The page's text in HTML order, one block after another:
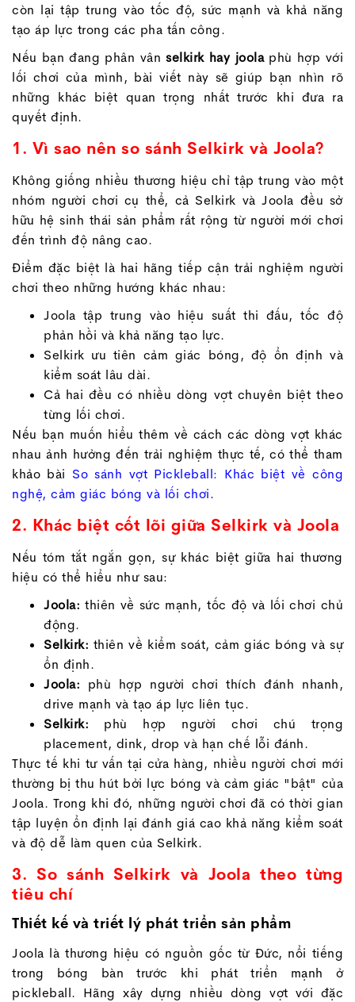
còn lại tập trung vào tốc độ, sức mạnh và khả năng
tạo áp lực trong các pha tấn công.
Nếu bạn đang phân vânselkirk hay joolaphù hợp với
lối chơi của mình, bài viết này sẽ giúp bạn nhìn rõ
những khác biệt quan trọng nhất trước khi đưa ra
quyết định.
1. Vì sao nên so sánh Selkirk và Joola?
Không giống nhiều thương hiệu chỉ tập trung vào một
nhóm người chơi cụ thể, cả Selkirk và Joola đều sở
hữu hệ sinh thái sản phẩm rất rộng từ người mới chơi
đến trình độ nâng cao.
Điểm đặc biệt là hai hãng tiếp cận trải nghiệm người
chơi theo những hướng khác nhau:
Joola tập trung vào hiệu suất thi đấu, tốc độ
phản hồi và khả năng tạo lực.
Selkirk ưu tiên cảm giác bóng, độ ổn định và
kiểm soát lâu dài.
Cả hai đều có nhiều dòng vợt chuyên biệt theo
từng lối chơi.
Nếu bạn muốn hiểu thêm về cách các dòng vợt khác
nhau ảnh hưởng đến trải nghiệm thực tế, có thể tham
khảo bài So sánh vợt Pickleball: Khác biệt về công
nghệ, cảm giác bóng và lối chơi.
2. Khác biệt cốt lõi giữa Selkirk và Joola
Nếu tóm tắt ngắn gọn, sự khác biệt giữa hai thương
hiệu có thể hiểu như sau:
Joola: thiên về sức mạnh, tốc độ và lối chơi chủ
động.
Selkirk: thiên về kiểm soát, cảm giác bóng và sự
ổn định.
Joola: phù hợp người chơi thích đánh nhanh,
drive mạnh và tạo áp lực liên tục.
Selkirk: phù hợp người chơi chú trọng
placement, dink, drop và hạn chế lỗi đánh.
Thực tế khi tư vấn tại cửa hàng, nhiều người chơi mới
thường bị thu hút bởi lực bóng và cảm giác "bật" của
Joola. Trong khi đó, những người chơi đã có thời gian
tập luyện ổn định lại đánh giá cao khả năng kiểm soát
và độ dễ làm quen của Selkirk.
3. So sánh Selkirk và Joola theo từng
tiêu chí
Thiết kế và triết lý phát triển sản phẩm
Joola là thương hiệu có nguồn gốc từ Đức, nổi tiếng
trong bóng bàn trước khi phát triển mạnh ở
pickleball. Hãng xây dựng nhiều dòng vợt với đặc